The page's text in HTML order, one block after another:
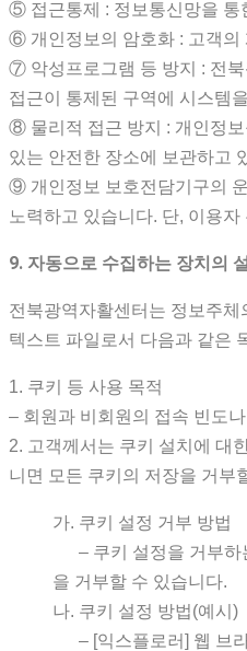
⑤ 접근통제 : 정보통신망을 통
⑥ 개인정보의 암호화 : 고객의
⑦ 악성프로그램 등 방지 : 전북
접근이 통제된 구역에 시스템
⑧ 물리적 접근 방지 : 개인정보
있는 안전한 장소에 보관하고
⑨ 개인정보 보호전담기구의
노력하고 있습니다. 단, 이용
9. 자동으로 수집하는 장치의
전북광역자활센터는 정보주
텍스트 파일로서 다음과 같은
1. 쿠키 등 사용 목적
– 회원과 비회원의 접속 빈도
2. 고객께서는 쿠키 설치에 대
니면 모든 쿠키의 저장을 거부
가. 쿠키 설정 거부 방법
– 쿠키 설정을 거부하
을 거부할 수 있습니다.
나. 쿠키 설정 방법(예시)
– [익스플로러] 웹 브라